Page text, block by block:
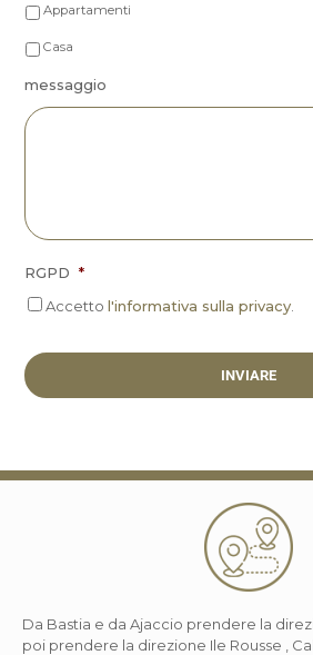
Appartamenti
Casa
messaggio
RGPD *
Accettol'informativa sulla privacy.
Da Bastia e da Ajaccio prendere la
poi prendere la direzione Ile Rousse ,